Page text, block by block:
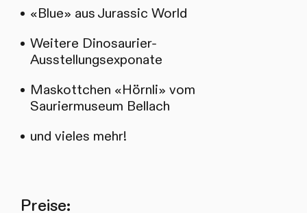
«Blue» aus Jurassic World
Weitere Dinosaurier-
Ausstellungsexponate
Maskottchen «Hörnli» vom
Sauriermuseum Bellach
und vieles mehr!
Preise: